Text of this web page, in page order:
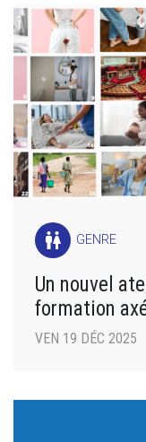
wc GENRE
Un nouvel
formation
VEN 19 DÉC 2025